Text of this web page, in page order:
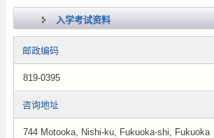
入学考试资料
邮政编码
819-0395
咨询地址
744 Motooka, Nishi-ku, Fukuoka-shi, Fukuoka